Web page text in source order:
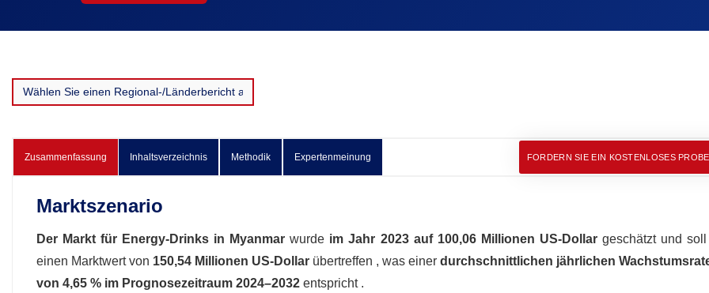
Zusammenfassung Inhaltsverzeichnis Methodik Expertenmeinung FORDERN SIE EIN KOSTENLOSES
Marktszenario
Der Markt für Energy-Drinks in Myanmar wurde im Jahr 2023 auf 100,06 Millionen US-Dollargeschätzt und
einen Marktwert von 150,54 Millionen US-Dollar übertreffen , was einer durchschnittlichen jährlichen
von 4,65 % im Prognosezeitraum 2024–2032 entspricht .